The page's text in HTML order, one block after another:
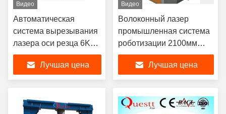
Видео
Автоматическая
система вырезывания
лазера оси резца 6KW
3KW 3D 5 лазера
волокнаЛучшая цена
Видео
Волоконный лазер
промышленная система
роботизации 2100мм
рука для металла /
неметаллических
Лучшая цена